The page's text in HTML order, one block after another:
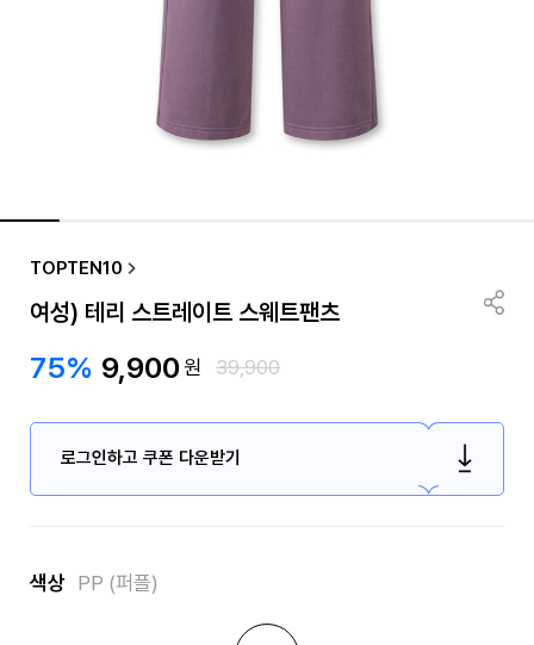
TOPTEN10
여성) 테리 스트레이트 스웨트팬츠
75% 9,900원 39,900
로그인하고 쿠폰 다운받기
색상 PP (퍼플)